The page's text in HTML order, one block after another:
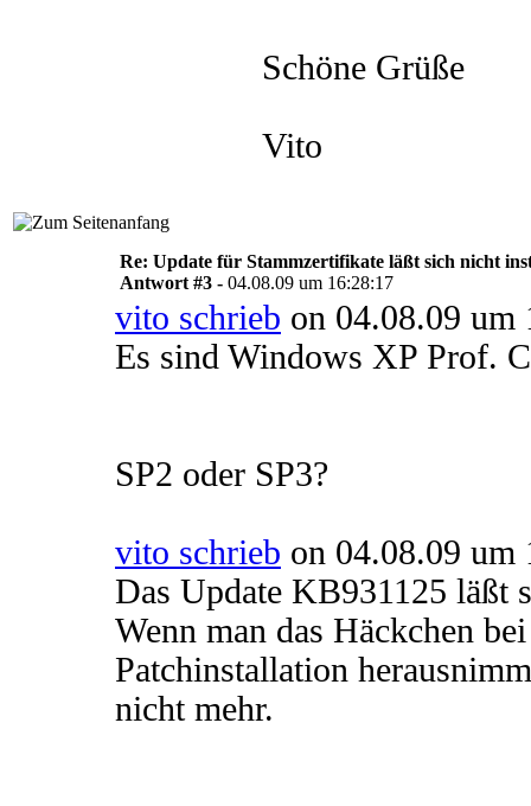
Schöne Grüße
Vito
Re: Update für Stammzertifikate läßt sich nicht
Antwort #3 - 04.08.09 um 16:28:17
vito schrieb on 04.08.09 um
Es sind Windows XP Prof.
SP2 oder SP3?
vito schrieb on 04.08.09 um
Das Update KB931125 läßt
Wenn man das Häckchen
Patchinstallation
nicht mehr.